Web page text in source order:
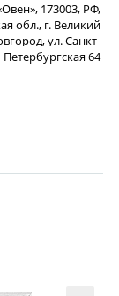
173003, РФ,
обл., г. Великий
ул. Санкт-
Петербургская 64